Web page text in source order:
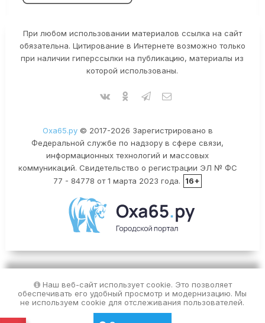
При любом использовании материалов ссылка на сайт
обязательна. Цитирование в Интернете возможно только
при наличии гиперссылки на публикацию, материалы из
которой использованы.
Оха65.ру© 2017-2026 Зарегистрировано в
Федеральной службе по надзору в сфере связи,
информационных технологий и массовых
коммуникаций. Свидетельство о регистрации ЭЛ № ФС
77 - 84778 от 1 марта 2023 года.
16+
Наш веб-сайт использует cookie. Это позволяет
обеспечивать его удобный просмотр и модернизацию. Мы
не используем cookie для отслеживания пользователей.